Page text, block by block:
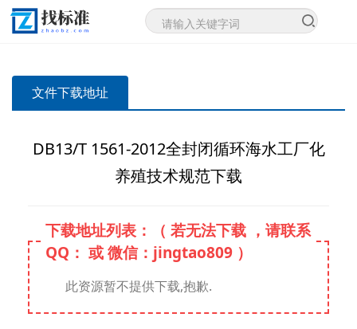
文件下载地址
DB13/T 1561-2012全封闭循环海水工厂化
养殖技术规范下载
下载地址列表：（ 若无法下载 ，请联系
QQ： 或 微信：jingtao809 ）
此资源暂不提供下载,抱歉.